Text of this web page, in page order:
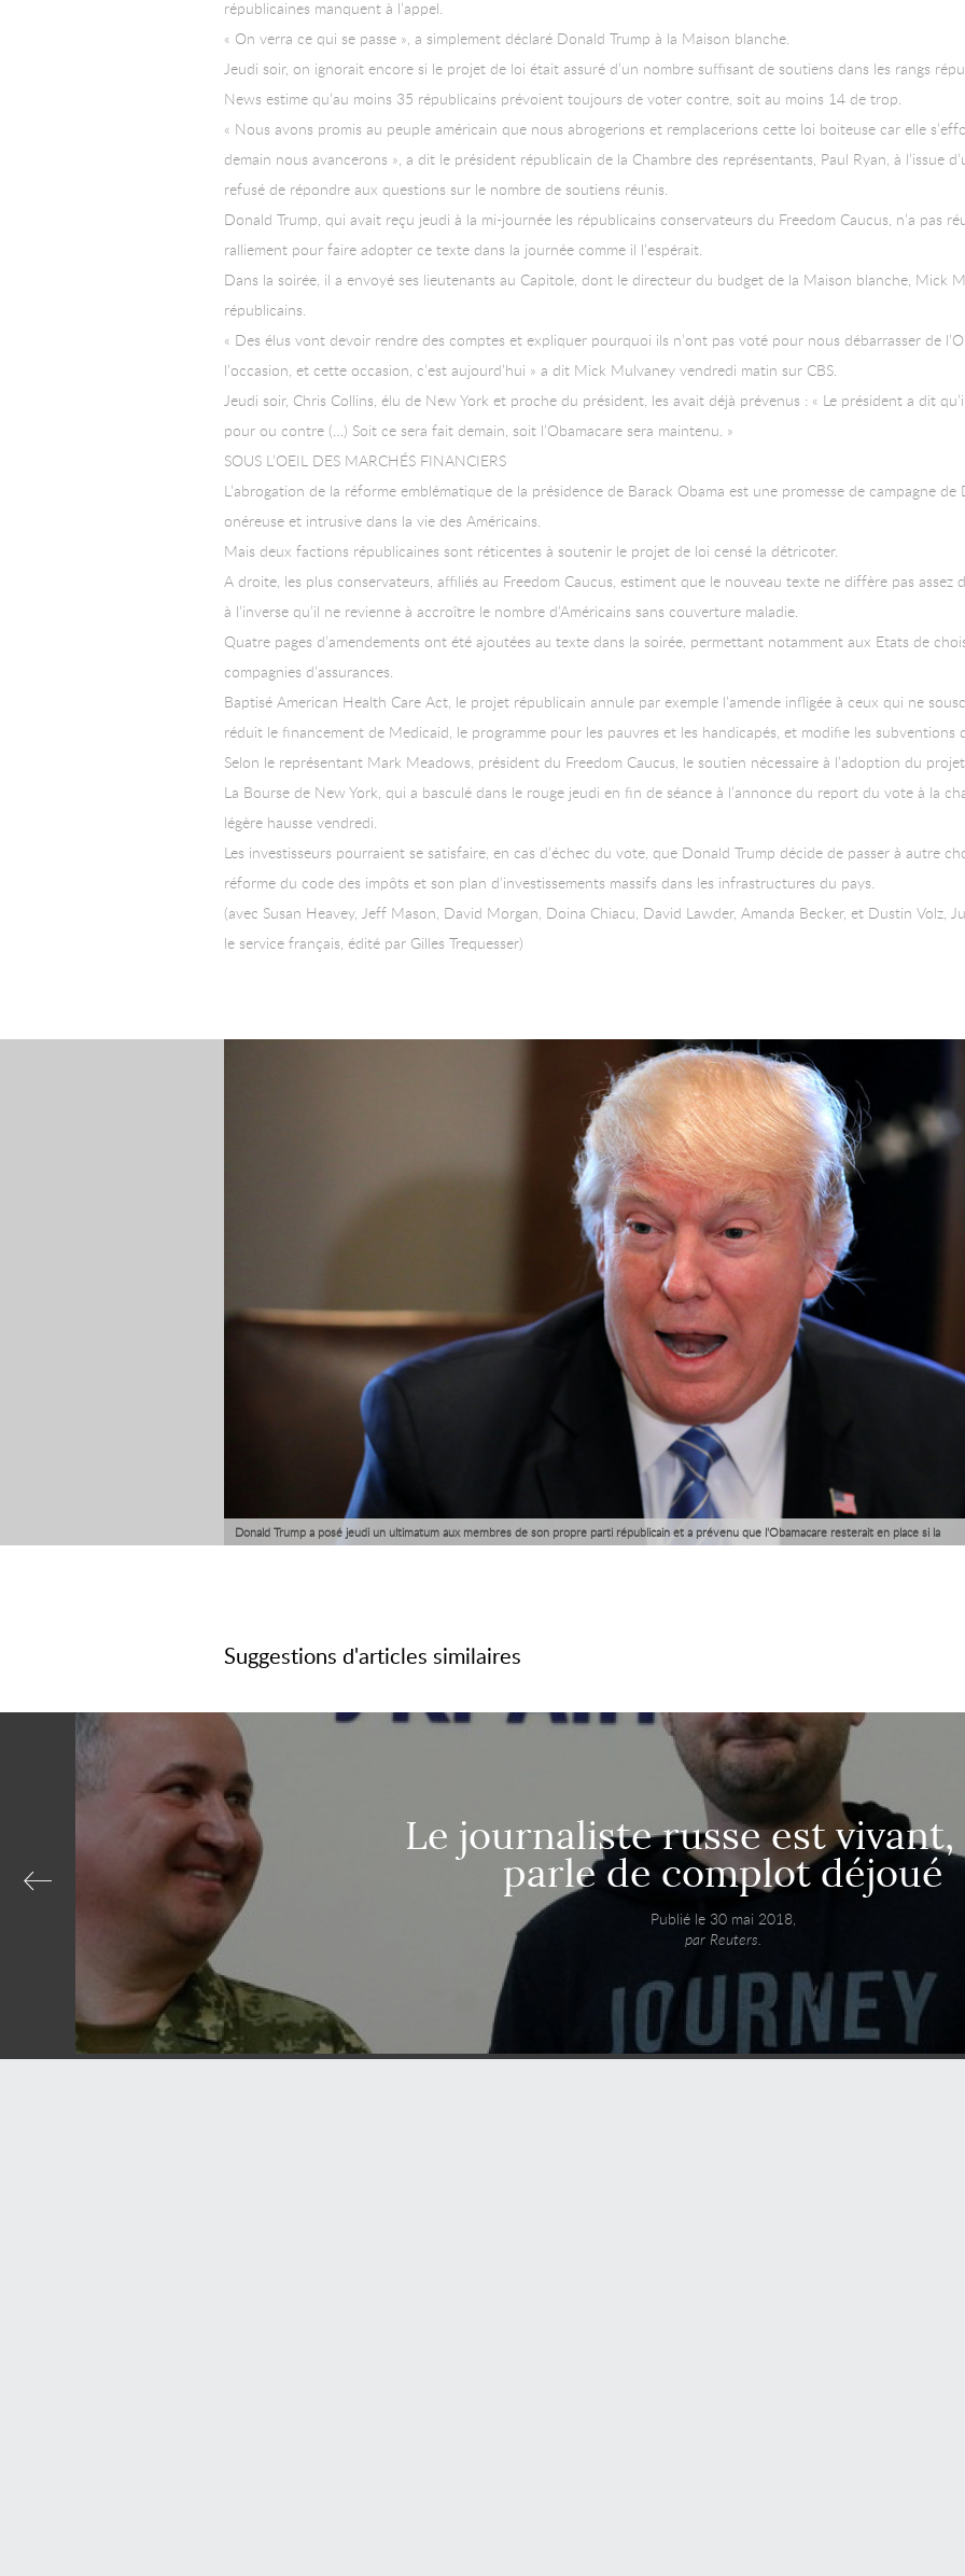
républicaines manquent à l’appel.
« On verra ce qui se passe », a simplement déclaré Donald Trump à la Maison blanche.
Jeudi soir, on ignorait encore si le projet de loi était assuré d’un nombre suffisant de soutiens dans les rangs
News estime qu’au moins 35 républicains prévoient toujours de voter contre, soit au moins 14 de trop.
« Nous avons promis au peuple américain que nous abrogerions et remplacerions cette loi boiteuse car elle
demain nous avancerons », a dit le président républicain de la Chambre des représentants, Paul Ryan, à l’issue
refusé de répondre aux questions sur le nombre de soutiens réunis.
Donald Trump, qui avait reçu jeudi à la mi-journée les républicains conservateurs du Freedom Caucus, n’a pas
ralliement pour faire adopter ce texte dans la journée comme il l’espérait.
Dans la soirée, il a envoyé ses lieutenants au Capitole, dont le directeur du budget de la Maison blanche, Mick
républicains.
« Des élus vont devoir rendre des comptes et expliquer pourquoi ils n’ont pas voté pour nous débarrasser de
l’occasion, et cette occasion, c’est aujourd’hui » a dit Mick Mulvaney vendredi matin sur CBS.
Jeudi soir, Chris Collins, élu de New York et proche du président, les avait déjà prévenus : « Le président a dit
pour ou contre (…) Soit ce sera fait demain, soit l’Obamacare sera maintenu. »
SOUS L’OEIL DES MARCHÉS FINANCIERS
L’abrogation de la réforme emblématique de la présidence de Barack Obama est une promesse de campagne
onéreuse et intrusive dans la vie des Américains.
Mais deux factions républicaines sont réticentes à soutenir le projet de loi censé la détricoter.
A droite, les plus conservateurs, affiliés au Freedom Caucus, estiment que le nouveau texte ne diffère pas assez
à l’inverse qu’il ne revienne à accroître le nombre d’Américains sans couverture maladie.
Quatre pages d’amendements ont été ajoutées au texte dans la soirée, permettant notamment aux Etats de
compagnies d’assurances.
Baptisé American Health Care Act, le projet républicain annule par exemple l’amende infligée à ceux qui ne
réduit le financement de Medicaid, le programme pour les pauvres et les handicapés, et modifie les subventions
Selon le représentant Mark Meadows, président du Freedom Caucus, le soutien nécessaire à l’adoption du
La Bourse de New York, qui a basculé dans le rouge jeudi en fin de séance à l’annonce du report du vote à la
légère hausse vendredi.
Les investisseurs pourraient se satisfaire, en cas d’échec du vote, que Donald Trump décide de passer à autre
réforme du code des impôts et son plan d’investissements massifs dans les infrastructures du pays.
(avec Susan Heavey, Jeff Mason, David Morgan, Doina Chiacu, David Lawder, Amanda Becker, et Dustin Volz,
le service français, édité par Gilles Trequesser)
Donald Trump a posé jeudi un ultimatum aux membres de son propre parti républicain et a prévenu que l'Obamacare resterait en place si la
Suggestions d'articles similaires
Le journaliste russe est vivant,
parle de complot déjoué
Publié le 30 mai 2018,
par Reuters.